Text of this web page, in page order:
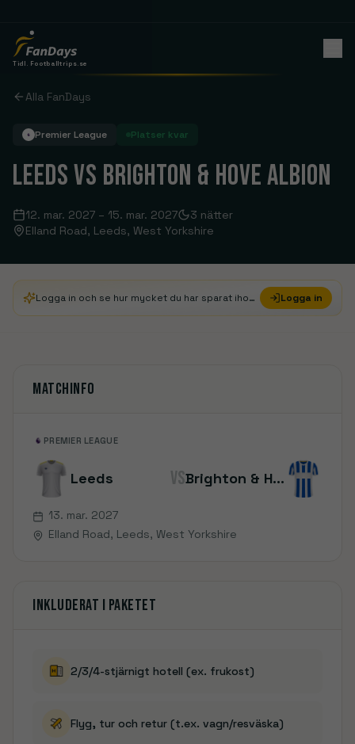
Tidl. Footballtrips.se
Alla FanDays
Premier League Platser kvar
LEEDS VS BRIGHTON & HOVE ALBION
12. mar. 2027 – 15. mar. 2027 3 nätter
Elland Road, Leeds, West Yorkshire
Logga in och se hur mycket du har sparat ihop i FanDays Credits Logga in
Matchinfo
PREMIER LEAGUE
Leeds VS Brighton & Hove Albion
13. mar. 2027
Elland Road, Leeds, West Yorkshire
Inkluderat i paketet
2/3/4-stjärnigt hotell (ex. frukost)
Flyg, tur och retur (t.ex. vagn/resväska)